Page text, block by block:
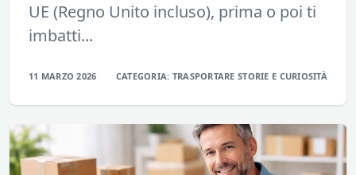
UE (Regno Unito incluso), prima o poi ti
imbatti...
11 MARZO 2026 CATEGORIA: TRASPORTARESTORIE E CURIOSITÀ